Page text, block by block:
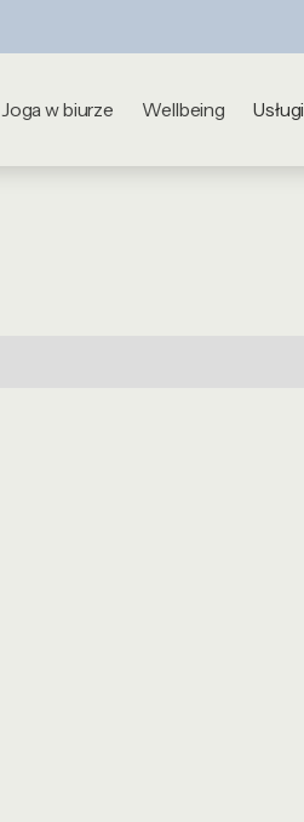
Joga w biurze Wellbeing Usługi